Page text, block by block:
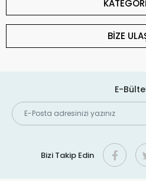
BİZE
E-
Bizi Takip Edin